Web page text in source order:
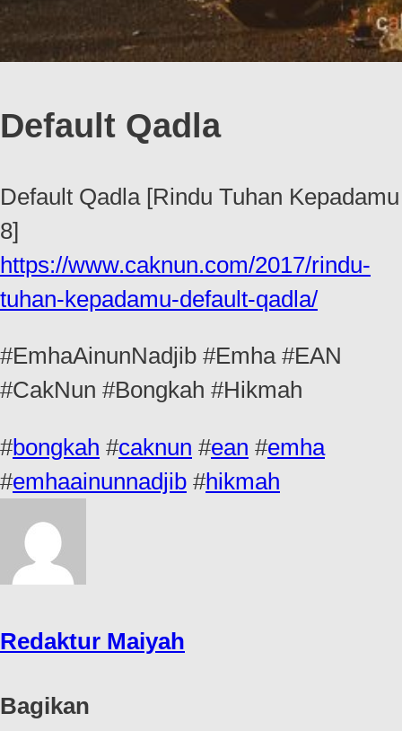
Default Qadla
Default Qadla [Rindu Tuhan Kepadamu
8]
https://www.caknun.com/2017/rindu-
tuhan-kepadamu-default-qadla/
#EmhaAinunNadjib #Emha #EAN
#CakNun #Bongkah #Hikmah
#bongkah #caknun #ean #emha
#emhaainunnadjib #hikmah
Redaktur Maiyah
Bagikan